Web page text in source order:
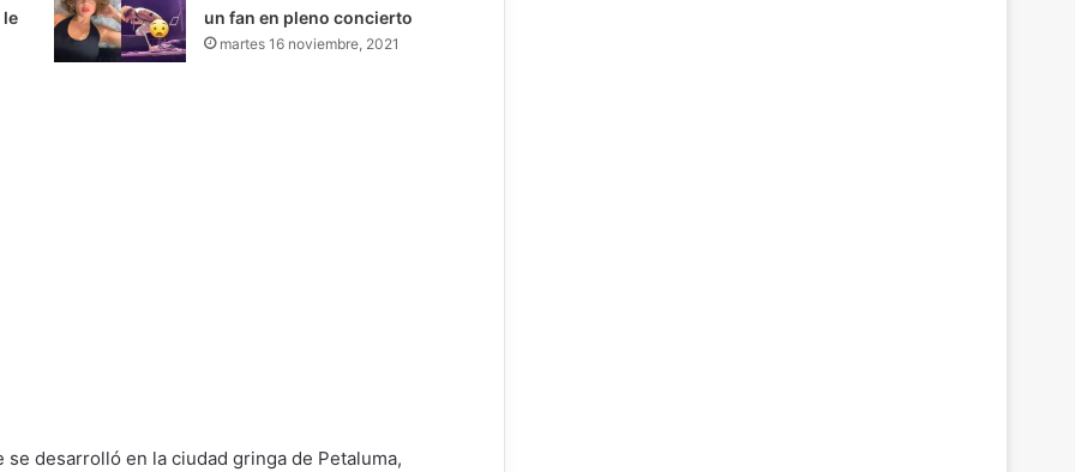
le
un fan en pleno concierto
martes 16 noviembre, 2021
se desarrolló en la ciudad gringa de Petaluma,